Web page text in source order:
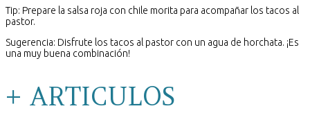
Tip: Prepare la salsa roja con chile morita para acompañar los tacos al
pastor.
Sugerencia: Disfrute los tacos al pastor con un agua de horchata. ¡Es
una muy buena combinación!
+ ARTICULOS